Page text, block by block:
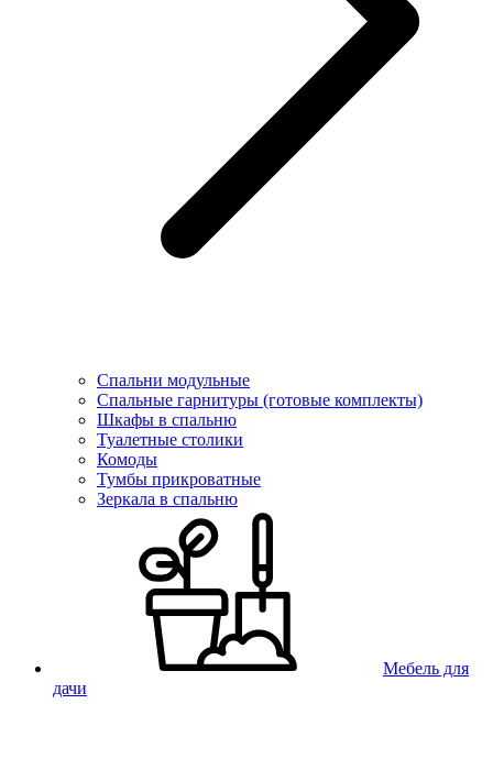
Спальни модульные
Спальные гарнитуры (готовые комплекты)
Шкафы в спальню
Туалетные столики
Комоды
Тумбы прикроватные
Зеркала в спальню
Мебель для
дачи